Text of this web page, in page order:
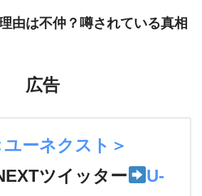
由は不仲？噂されている真相
広告
ーネクスト＞
ツイッター
U-